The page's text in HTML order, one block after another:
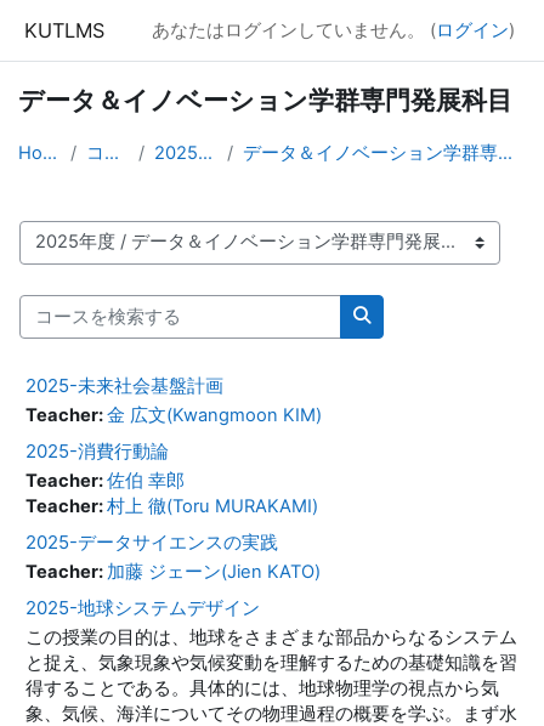
KUTLMS あなたはログインしていません。 (ログイン)
データ＆イノベーション学群専門発展科目
Home コース 2025年度 データ＆イノベーション学群専門発展科目
コースカテゴリ
コースを検索する
コースを検索する
2025-未来社会基盤計画
Teacher:金 広文(Kwangmoon KIM)
2025-消費行動論
Teacher:佐伯 幸郎
Teacher:村上 徹(Toru MURAKAMI)
2025-データサイエンスの実践
Teacher: 加藤 ジェーン(Jien KATO)
2025-地球システムデザイン
この授業の目的は、地球をさまざまな部品からなるシステム
と捉え、気象現象や気候変動を理解するための基礎知識を習
得することである。具体的には、地球物理学の視点から気
象、気候、海洋についてその物理過程の概要を学ぶ。まず水